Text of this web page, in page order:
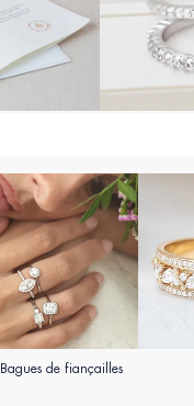
Bagues de fiançailles